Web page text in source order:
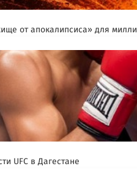
от апокалипсиса» для
UFC в Дагестане